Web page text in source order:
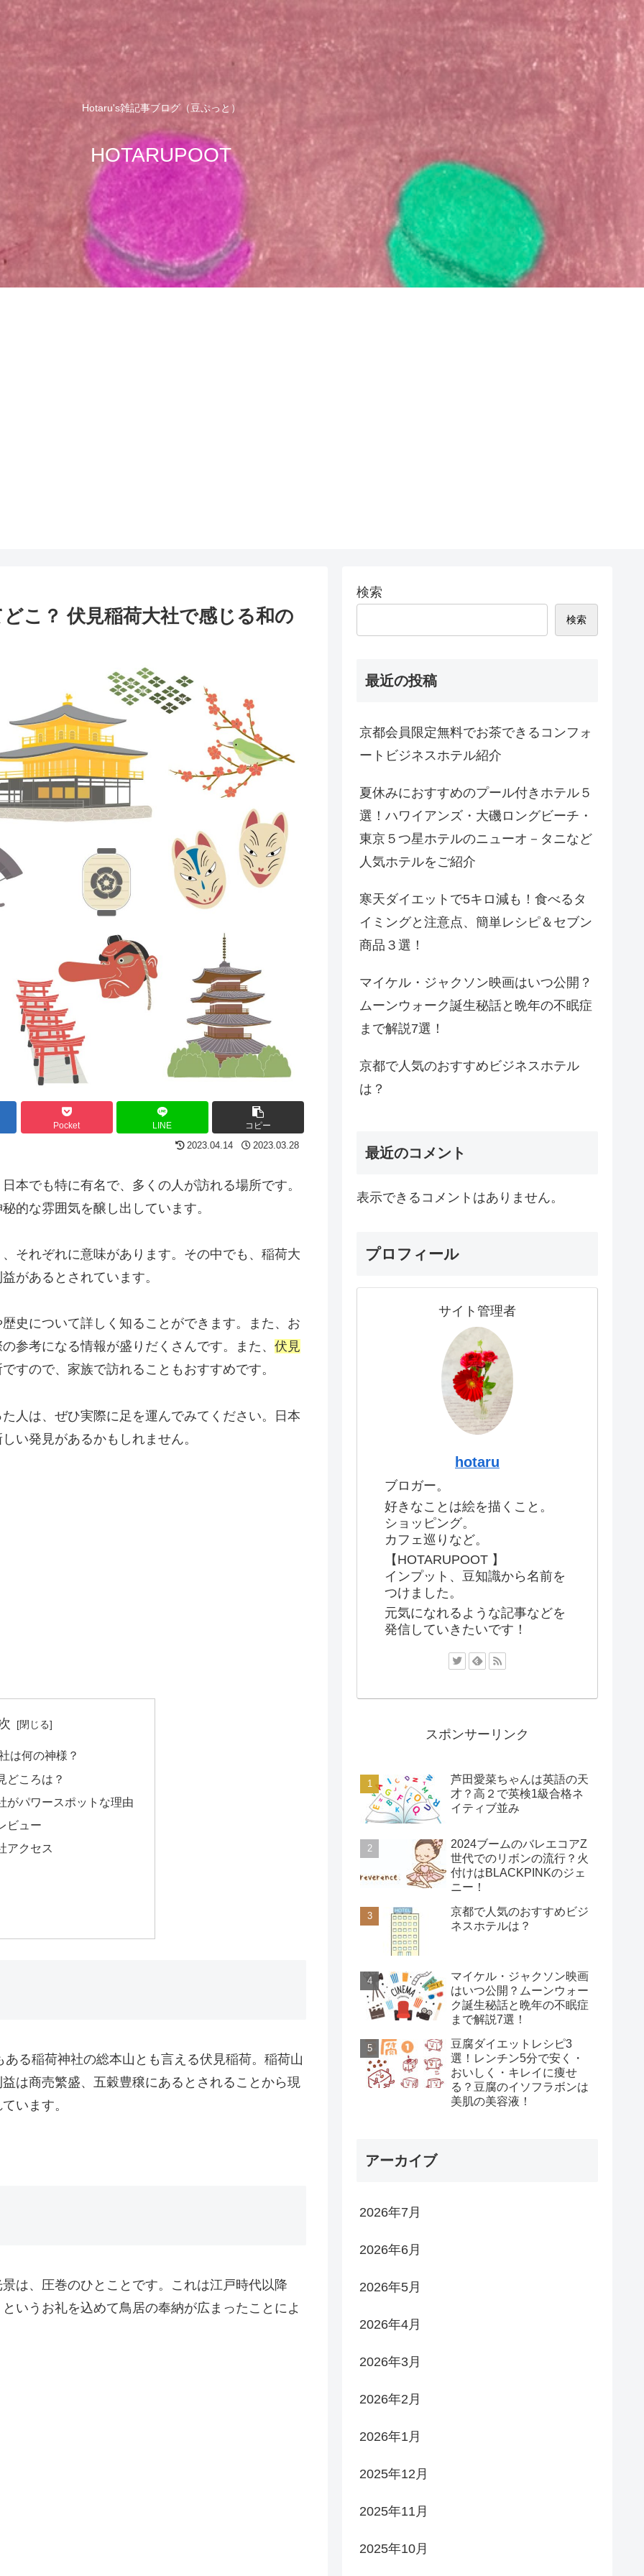
Hotaru's雑記事ブログ（豆ぷっと）
HOTARUPOOT
こ？ 伏見稲荷大社で感じる和の
Pocket LINE コピー
2023.04.14 2023.03.28
本でも特に有名で、多くの人が訪れる場所です。
的な雰囲気を醸し出しています。
それぞれに意味があります。その中でも、稲荷大
があるとされています。
史について詳しく知ることができます。また、お
参考になる情報が盛りだくさんです。また、 伏見
すので、家族で訪れることもおすすめです。
人は、ぜひ実際に足を運んでみてください。日本
い発見があるかもしれません。
は何の神様？
どころは？
がパワースポットな理由
ビュー
アクセス
る稲荷神社の総本山とも言える伏見稲荷。稲荷山
は商売繁盛、五穀豊穣にあるとされることから現
います。
は、圧巻のひとことです。これは江戸時代以降
いうお礼を込めて鳥居の奉納が広まったことによ
検索
検索
最近の投稿
京都会員限定無料でお茶できるコンフォ
ートビジネスホテル紹介
夏休みにおすすめのプール付きホテル５
選！ハワイアンズ・大磯ロングビーチ・
東京５つ星ホテルのニューオ－タニなど
人気ホテルをご紹介
寒天ダイエットで5キロ減も！食べるタ
イミングと注意点、簡単レシピ＆セブン
商品３選！
マイケル・ジャクソン映画はいつ公開？
ムーンウォーク誕生秘話と晩年の不眠症
まで解説7選！
京都で人気のおすすめビジネスホテル
は？
最近のコメント
表示できるコメントはありません。
プロフィール
サイト管理者
hotaru
ブロガー。
好きなことは絵を描くこと。
ショッピング。
カフェ巡りなど。
【HOTARUPOOT 】
インプット、豆知識から名前を
つけました。
元気になれるような記事などを
発信していきたいです！
スポンサーリンク
芦田愛菜ちゃんは英語の天
才？高２で英検1級合格ネ
イティブ並み
2024ブームのバレエコアZ
世代でのリボンの流行？火
付けはBLACKPINKのジェ
ニー！
京都で人気のおすすめビジ
ネスホテルは？
マイケル・ジャクソン映画
はいつ公開？ムーンウォー
ク誕生秘話と晩年の不眠症
まで解説7選！
豆腐ダイエットレシピ3
選！レンチン5分で安く・
おいしく・キレイに痩せ
る？豆腐のイソフラボンは
美肌の美容液！
アーカイブ
2026年7月
2026年6月
2026年5月
2026年4月
2026年3月
2026年2月
2026年1月
2025年12月
2025年11月
2025年10月